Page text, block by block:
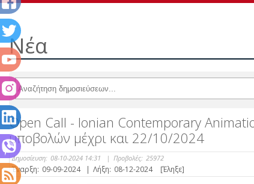
Νέα
Open Call - Ionian Contemporary
υποβολών μέχρι και 22/10/2024
Δημοσίευση: 08-10-2024 14:31 | Προβολές: 25972
Έναρξη: 09-09-2024 | Λήξη: 08-12-2024 [Έληξε]